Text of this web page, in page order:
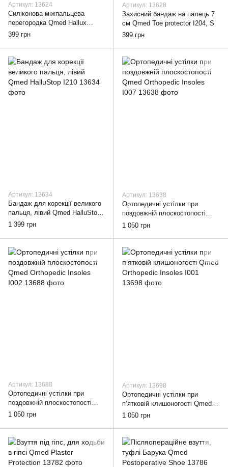
Артикул: 13624
Силіконова міжпальцева
перегородка Qmed Hallux
valgus toe separator I201 2 шт,
399 грн
Артикул: 13628
Захисний бандаж на палець 7
см Qmed Toe protector I204, S
399 грн
Артикул: 13634
Бандаж для корекції великого
пальця, лівий Qmed HalluStop
I210, Лівий
1 399 грн
Артикул: 13638
Ортопедичні устілки при
поздовжній плоскостопості
Qmed Orthopedic Insoles I007,
1 050 грн
Артикул: 13688
Ортопедичні устілки при
поздовжній плоскостопості
Qmed Orthopedic Insoles I002,
1 050 грн
Артикул: 13698
Ортопедичні устілки при
п’ятковій клишоногості Qmed
Orthopedic Insoles I001, 36
1 050 грн